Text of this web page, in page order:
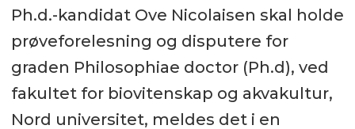
Ph.d.-kandidat Ove Nicolaisen skal holde
prøveforelesning og disputere for
graden Philosophiae doctor (Ph.d), ved
fakultet for biovitenskap og akvakultur,
Nord universitet, meldes det i en